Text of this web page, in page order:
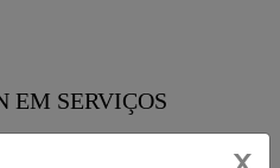
EM SERVIÇOS